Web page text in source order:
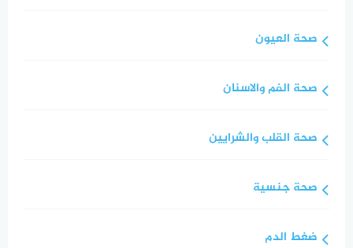
صحة العيون
صحة الفم والاسنان
صحة القلب والشرايين
صحة جنسية
ضغط الدم